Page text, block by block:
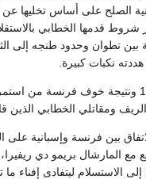
الصلح على أساس تخليها عن
شروط قدمها الخطابي
بين تطوان وحدود طنجه إلى
نكبات كبيرة.
وفي عام 1925 ونتيجة خوف
ومقاتلي الخطابي الذين
بين فرنسة وإسبانية
مع المارشال بريمو دي
في عام 1926 إلى الاستسلام